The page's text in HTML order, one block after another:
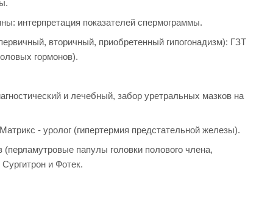
интерпретация показателей спермограммы.
вторичный, приобретенный гипогонадизм): ГЗТ
гормонов).
и лечебный, забор уретральных мазков на
- уролог (гипертермия предстательной железы).
папулы головки полового члена,
и Фотек.